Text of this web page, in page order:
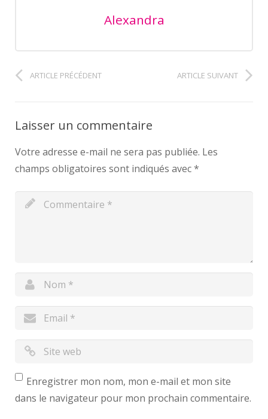
Alexandra
ARTICLE PRÉCÉDENT ARTICLE SUIVANT
Laisser un commentaire
Votre adresse e-mail ne sera pas publiée. Les
champs obligatoires sont indiqués avec*
Enregistrer mon nom, mon e-mail et mon site
dans le navigateur pour mon prochain commentaire.